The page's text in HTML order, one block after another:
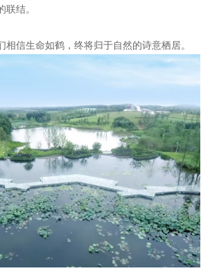
结。
相信生命如鹤，终将归于自然的诗意栖居。